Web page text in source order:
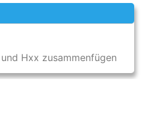
Hxx zusammenfügen